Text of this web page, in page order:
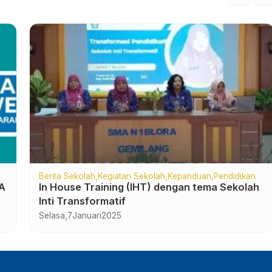
Berita Sekolah Kesiswaan
Upacara Bendera Awal Tahun 2025 dan
penyerahan penghargaan kejuaraan.
Senin,6Januari2025